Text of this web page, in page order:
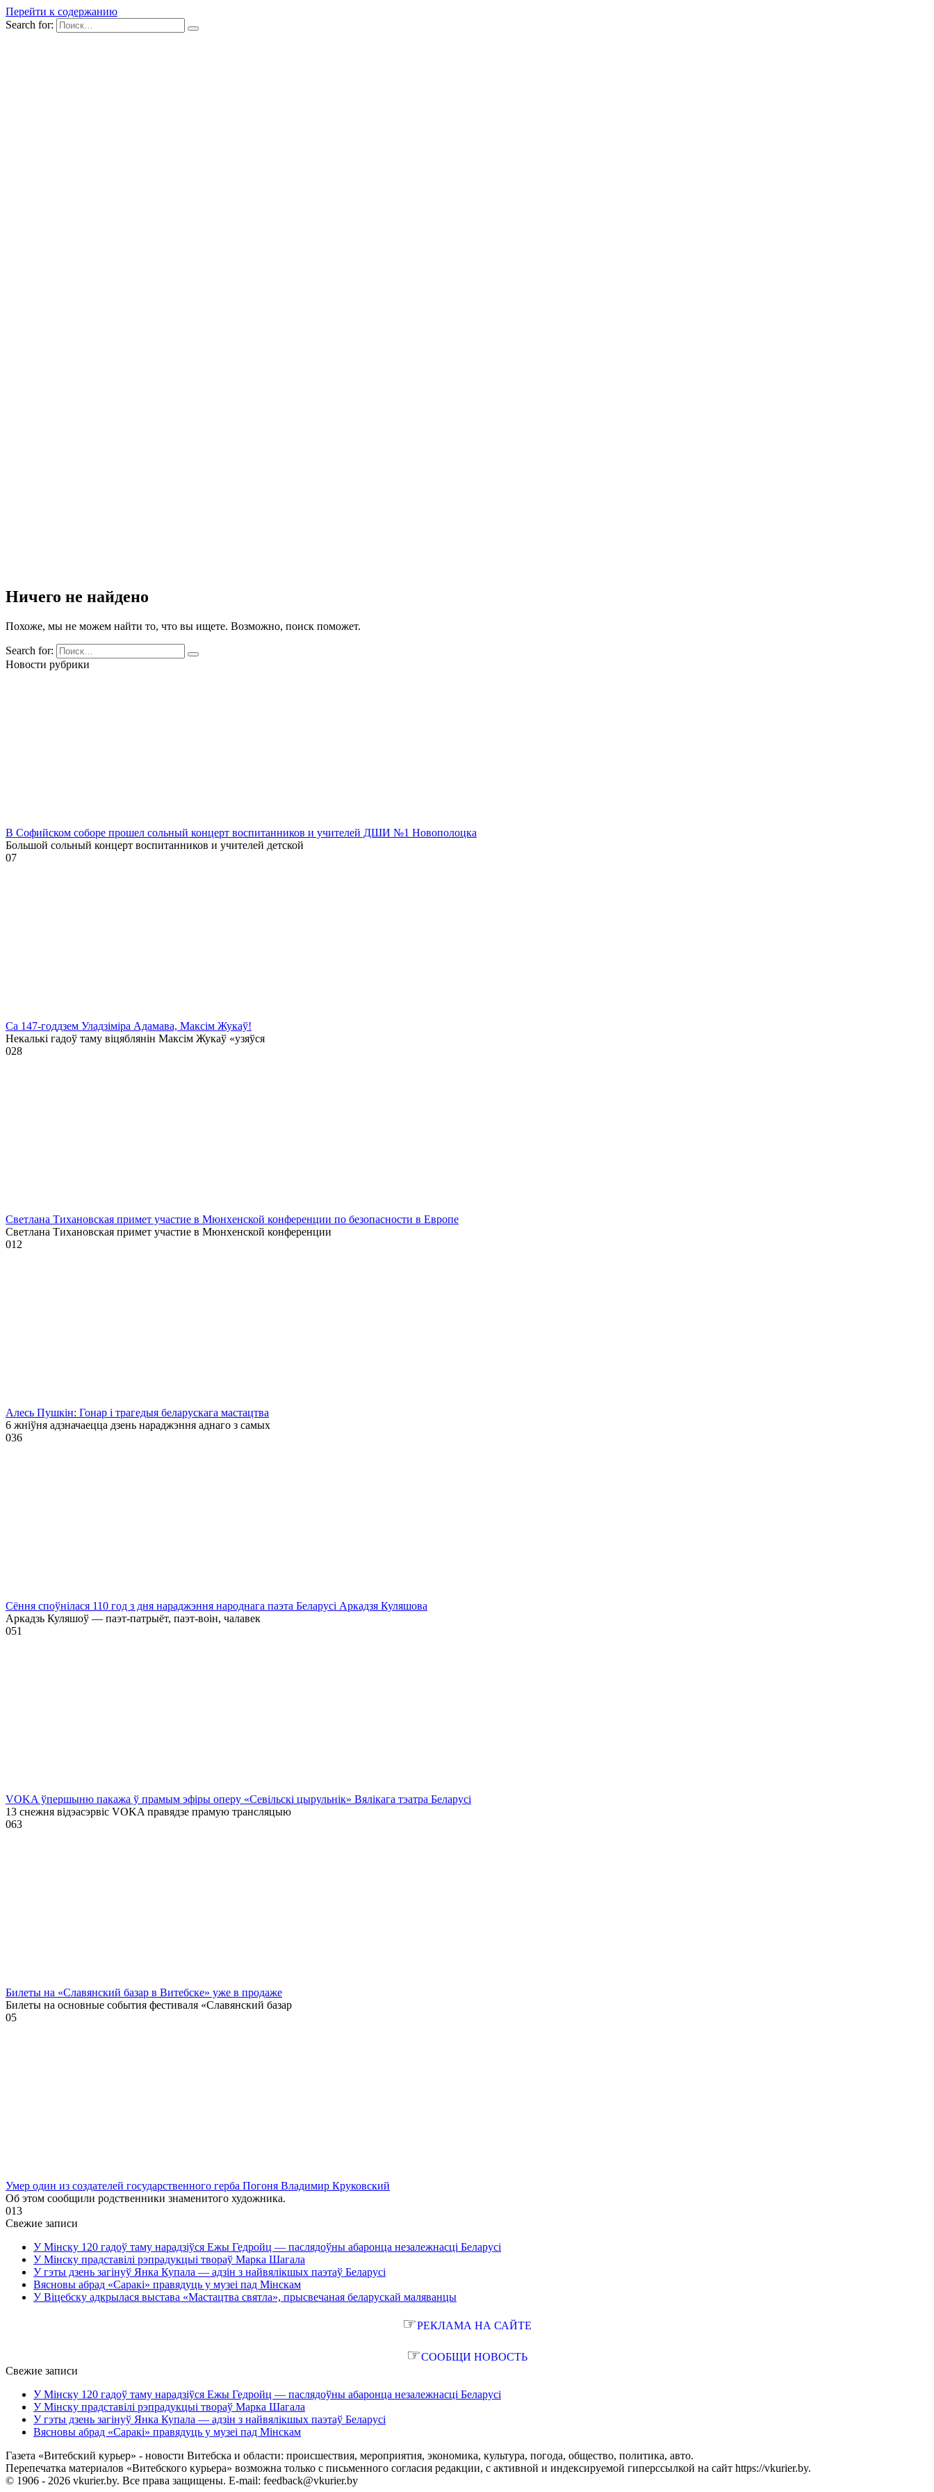
Перейти к содержанию
Search for:
Ничего не найдено
Похоже, мы не можем найти то, что вы ищете. Возможно, поиск поможет.
Search for:
Новости рубрики
В Софийском соборе прошел сольный концерт воспитанников и учителей ДШИ №1 Новополоцка
Большой сольный концерт воспитанников и учителей детской
07
Са 147-годдзем Уладзіміра Адамава, Максім Жукаў!
Некалькі гадоў таму віцяблянін Максім Жукаў «узяўся
028
Светлана Тихановская примет участие в Мюнхенской конференции по безопасности в Европе
Светлана Тихановская примет участие в Мюнхенской конференции
012
Алесь Пушкін: Гонар і трагедыя беларускага мастацтва
6 жніўня адзначаецца дзень нараджэння аднаго з самых
036
Сёння споўнілася 110 год з дня нараджэння народнага паэта Беларусі Аркадзя Куляшова
Аркадзь Куляшоў — паэт-патрыёт, паэт-воін, чалавек
051
VOKA ўпершыню пакажа ў прамым эфіры оперу «Севільскі цырульнік» Вялікага тэатра Беларусі
13 снежня відэасэрвіс VOKA правядзе прамую трансляцыю
063
Билеты на «Славянский базар в Витебске» уже в продаже
Билеты на основные события фестиваля «Славянский базар
05
Умер один из создателей государственного герба Погоня Владимир Круковский
Об этом сообщили родственники знаменитого художника.
013
Свежие записи
У Мінску 120 гадоў таму нарадзіўся Ежы Гедройц — паслядоўны абаронца незалежнасці Беларусі
У Мінску прадставілі рэпрадукцыі твораў Марка Шагала
У гэты дзень загінуў Янка Купала — адзін з найвялікшых паэтаў Беларусі
Вясновы абрад «Саракі» правядуць у музеі пад Мінскам
У Віцебску адкрылася выстава «Мастацтва святла», прысвечаная беларускай маляванцы
☞РЕКЛАМА НА САЙТЕ
☞СООБЩИ НОВОСТЬ
Свежие записи
У Мінску 120 гадоў таму нарадзіўся Ежы Гедройц — паслядоўны абаронца незалежнасці Беларусі
У Мінску прадставілі рэпрадукцыі твораў Марка Шагала
У гэты дзень загінуў Янка Купала — адзін з найвялікшых паэтаў Беларусі
Вясновы абрад «Саракі» правядуць у музеі пад Мінскам
Газета «Витебский курьер» - новости Витебска и области: происшествия, мероприятия, экономика, культура, погода, общество, политика, авто.
Перепечатка материалов «Витебского курьера» возможна только с письменного согласия редакции, с активной и индексируемой гиперссылкой на сайт https://vkurier.by.
© 1906 - 2026 vkurier.by. Все права защищены. E-mail: feedback@vkurier.by